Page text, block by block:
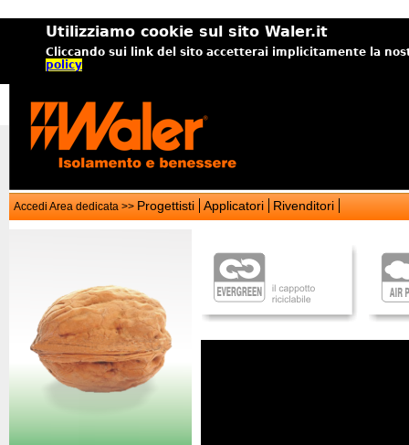
Utilizziamo cookie sul sito Waler.it
Cliccando sui link del sito accetterai implicitamente la
policy
Accedi Area dedicata >> Progettisti Applicatori Rivenditori